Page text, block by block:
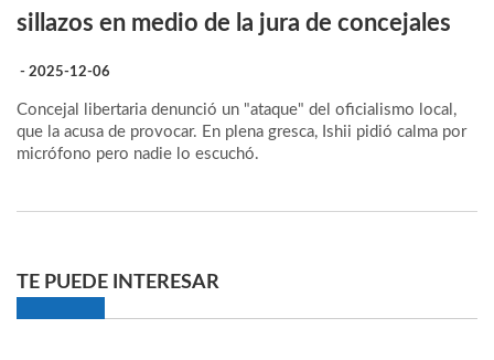
sillazos en medio de la jura de concejales
- 2025-12-06
Concejal libertaria denunció un "ataque" del oficialismo local,
que la acusa de provocar. En plena gresca, Ishii pidió calma por
micrófono pero nadie lo escuchó.
TE PUEDE INTERESAR